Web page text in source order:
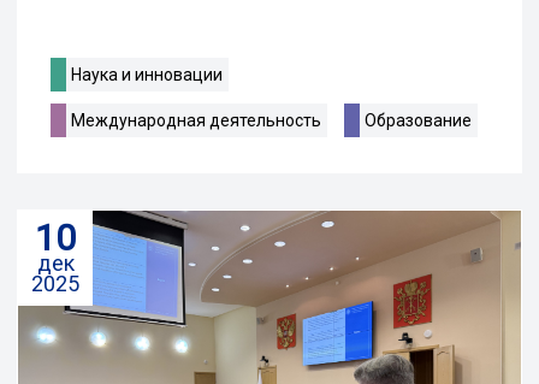
Наука и инновации
Международная деятельность Образование
10
дек
2025